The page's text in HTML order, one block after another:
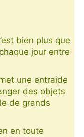
bien plus que
jour entre
une entraide
des objets
de grands
en toute